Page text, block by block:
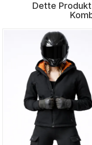
Dette